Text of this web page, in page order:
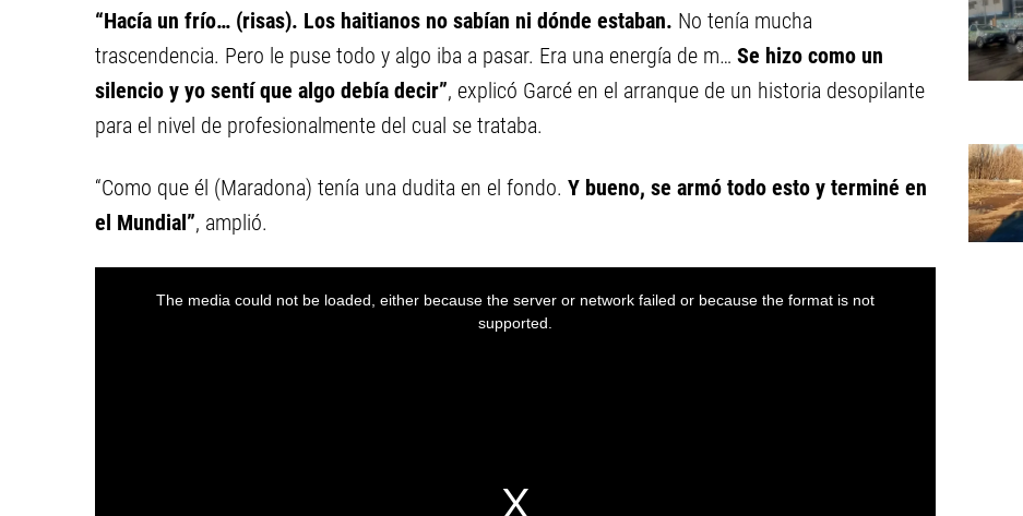
“Hacía un frío… (risas). Los haitianos no sabían ni dónde estaban. No tenía mucha
trascendencia. Pero le puse todo y algo iba a pasar. Era una energía de m… Se hizo como un
silencio y yo sentí que algo debía decir”, explicó Garcé en el arranque de un historia desopilante
para el nivel de profesionalmente del cual se trataba.
“Como que él (Maradona) tenía una dudita en el fondo. Y bueno, se armó todo esto y terminé en
el Mundial”, amplió.